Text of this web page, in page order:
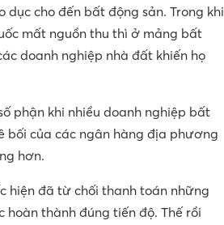
cho đến bất động sản. Trong khi
mất nguồn thu thì ở mảng bất
doanh nghiệp nhà đất khiến họ
phận khi nhiều doanh nghiệp bất
bối của các ngân hàng địa phương
hơn.
hiện đã từ chối thanh toán những
thành đúng tiến độ. Thế rồi